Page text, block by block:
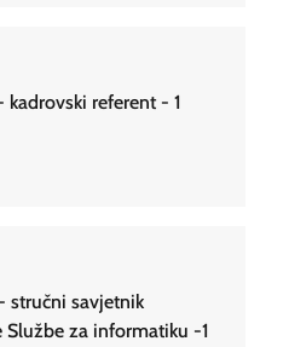
referent - 1
stručni savjetnik
za informatiku -1